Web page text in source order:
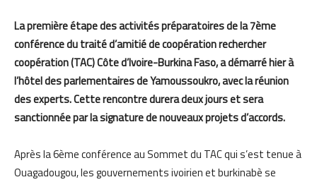
La première étape des activités préparatoires de la 7ème
conférence du traité d’amitié de coopération rechercher
coopération (TAC) Côte d’Ivoire-Burkina Faso, a démarré hier à
l’hôtel des parlementaires de Yamoussoukro, avec la réunion
des experts. Cette rencontre durera deux jours et sera
sanctionnée par la signature de nouveaux projets d’accords.
Après la 6ème conférence au Sommet du TAC qui s’est tenue à
Ouagadougou, les gouvernements ivoirien et burkinabè se